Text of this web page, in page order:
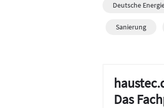
Deutsche
Sanierung
Das